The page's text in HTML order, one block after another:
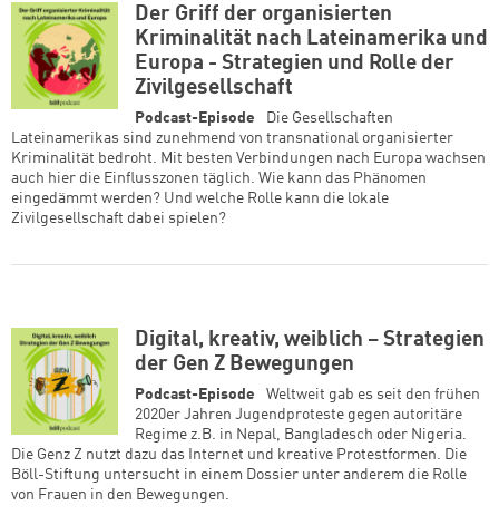
weiter lesen Zum Warenkorb
Der Griff der organisierten
Kriminalität nach Lateinamerika und
Europa - Strategien und Rolle der
Zivilgesellschaft
Podcast-Episode
Die Gesellschaften
Lateinamerikas sind zunehmend von transnational organisierter
Kriminalität bedroht. Mit besten Verbindungen nach Europa wachsen
auch hier die Einflusszonen täglich. Wie kann das Phänomen
eingedämmt werden? Und welche Rolle kann die lokale
Zivilgesellschaft dabei spielen?
Digital, kreativ, weiblich – Strategien
der Gen Z Bewegungen
Podcast-Episode
Weltweit gab es seit den frühen
2020er Jahren Jugendproteste gegen autoritäre
Regime z.B. in Nepal, Bangladesch oder Nigeria.
Die Genz Z nutzt dazu das Internet und kreative Protestformen. Die
Böll-Stiftung untersucht in einem Dossier unter anderem die Rolle
von Frauen in den Bewegungen.